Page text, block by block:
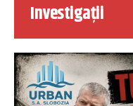
Investigații